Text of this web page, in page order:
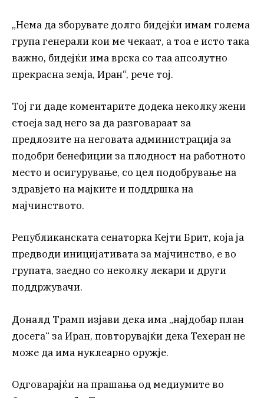
„Нема да зборувате долго бидејќи имам голема
група генерали кои ме чекаат, а тоа е исто така
важно, бидејќи има врска со таа апсолутно
прекрасна земја, Иран“, рече тој.
Тој ги даде коментарите додека неколку жени
стоеја зад него за да разговараат за
предлозите на неговата администрација за
подобри бенефиции за плодност на работното
место и осигурување, со цел подобрување на
здравјето на мајките и поддршка на
мајчинството.
Републиканската сенаторка Кејти Брит, која ја
предводи иницијативата за мајчинство, е во
групата, заедно со неколку лекари и други
поддржувачи.
Доналд Трамп изјави дека има „најдобар план
досега“ за Иран, повторувајќи дека Техеран не
може да има нуклеарно оружје.
Одговарајќи на прашања од медиумите во